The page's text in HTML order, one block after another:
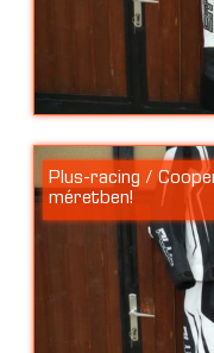
Plus-racing /
méretben!